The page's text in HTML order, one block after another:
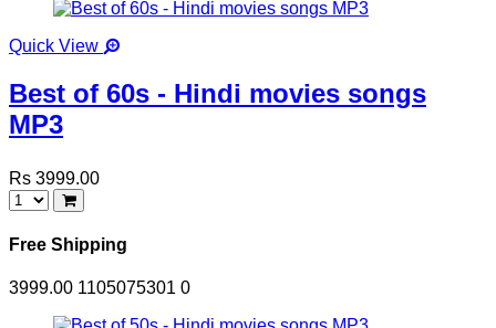
Quick View
Best of 60s - Hindi movies songs
MP3
Rs 3999.00
Free Shipping
3999.00 1105075301 0